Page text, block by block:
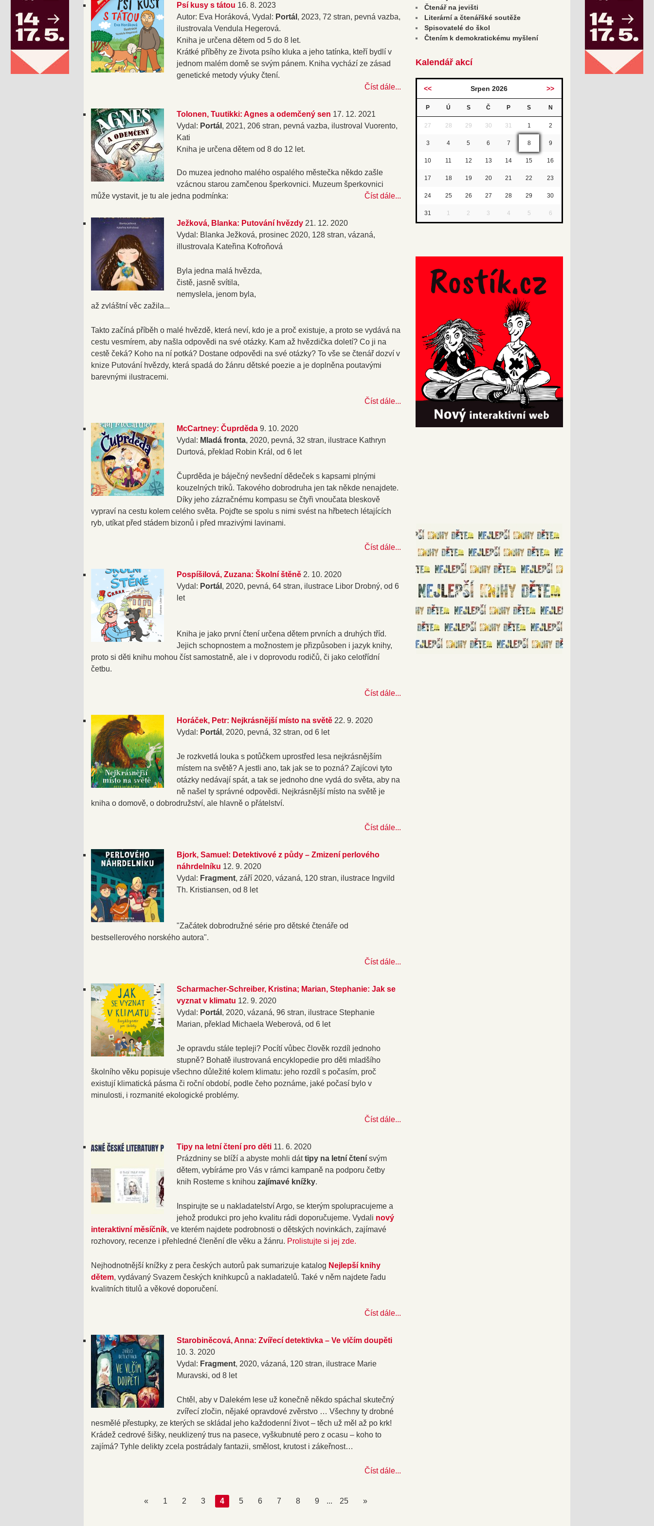
Psí kusy s tátou 16. 8. 2023
Autor: Eva Horáková, Vydal: Portál , 2023, 72 stran, pevná vazba,
ilustrovala Vendula Hegerová.
Kniha je určena dětem od 5 do 8 let.
Krátké příběhy ze života psího kluka a jeho tatínka, kteří bydlí v
jednom malém domě se svým pánem. Kniha vychází ze zásad
genetické metody výuky čtení.
Číst dále...
Tolonen, Tuutikki: Agnes a odemčený sen 17. 12. 2021
Vydal: Portál , 2021, 206 stran, pevná vazba, ilustroval Vuorento,
Kati
Kniha je určena dětem od 8 do 12 let.
Do muzea jednoho malého ospalého městečka někdo zašle
vzácnou starou zamčenou šperkovnici. Muzeum šperkovnici
může vystavit, je tu ale jedna podmínka:
Číst dále...
Ježková, Blanka: Putování hvězdy 21. 12. 2020
Vydal: Blanka Ježková, prosinec 2020, 128 stran, vázaná,
illustrovala Kateřina Kofroňová
Byla jedna malá hvězda,
čistě, jasně svítila,
nemyslela, jenom byla,
až zvláštní věc zažila...
Takto začíná příběh o malé hvězdě, která neví, kdo je a proč existuje, a proto se vydává na
cestu vesmírem, aby našla odpovědi na své otázky. Kam až hvězdička doletí? Co ji na
cestě čeká? Koho na ní potká? Dostane odpovědi na své otázky? To vše se čtenář dozví v
knize Putování hvězdy, která spadá do žánru dětské poezie a je doplněna poutavými
barevnými ilustracemi.
Číst dále...
McCartney: Čuprděda 9. 10. 2020
Vydal: Mladá fronta, 2020, pevná, 32 stran, ilustrace Kathryn
Durtová, překlad Robin Král, od 6 let
Čuprděda je báječný nevšední dědeček s kapsami plnými
kouzelných triků. Takového dobrodruha jen tak někde nenajdete.
Díky jeho zázračnému kompasu se čtyři vnoučata bleskově
vypraví na cestu kolem celého světa. Pojďte se spolu s nimi svést na hřbetech létajících
ryb, utíkat před stádem bizonů i před mrazivými lavinami.
Číst dále...
Pospíšilová, Zuzana: Školní štěně 2. 10. 2020
Vydal: Portál , 2020, pevná, 64 stran, ilustrace Libor Drobný, od 6
let
Kniha je jako první čtení určena dětem prvních a druhých tříd.
Jejich schopnostem a možnostem je přizpůsoben i jazyk knihy,
proto si děti knihu mohou číst samostatně, ale i v doprovodu rodičů, či jako celotřídní
četbu.
Číst dále...
Horáček, Petr: Nejkrásnější místo na světě 22. 9. 2020
Vydal: Portál , 2020, pevná, 32 stran, od 6 let
Je rozkvetlá louka s potůčkem uprostřed lesa nejkrásnějším
místem na světě? A jestli ano, tak jak se to pozná? Zajícovi tyto
otázky nedávají spát, a tak se jednoho dne vydá do světa, aby na
ně našel ty správné odpovědi. Nejkrásnější místo na světě je
kniha o domově, o dobrodružství, ale hlavně o přátelství.
Číst dále...
Bjork, Samuel: Detektivové z půdy – Zmizení perlového
náhrdelníku 12. 9. 2020
Vydal: Fragment, září 2020, vázaná, 120 stran, ilustrace Ingvild
Th. Kristiansen, od 8 let
"Začátek dobrodružné série pro dětské čtenáře od
bestsellerového norského autora".
Číst dále...
Scharmacher-Schreiber, Kristina; Marian, Stephanie: Jak se
vyznat v klimatu 12. 9. 2020
Vydal: Portál , 2020, vázaná, 96 stran, ilustrace Stephanie
Marian, překlad Michaela Weberová, od 6 let
Je opravdu stále tepleji? Pocítí vůbec člověk rozdíl jednoho
stupně? Bohatě ilustrovaná encyklopedie pro děti mladšího
školního věku popisuje všechno důležité kolem klimatu: jeho rozdíl s počasím, proč
existují klimatická pásma či roční období, podle čeho poznáme, jaké počasí bylo v
minulosti, i rozmanité ekologické problémy.
Číst dále...
Tipy na letní čtení pro děti 11. 6. 2020
Prázdniny se blíží a abyste mohli dáttipy na letní čtení svým
dětem, vybíráme pro Vás v rámci kampaně na podporu četby
knih Rosteme s knihou zajímavé knížky.
Inspirujte se u nakladatelství Argo, se kterým spolupracujeme a
jehož produkci pro jeho kvalitu rádi doporučujeme. Vydali nový
interaktivní měsíčník, ve kterém najdete podrobnosti o dětských novinkách, zajímavé
rozhovory, recenze i přehledné členění dle věku a žánru. Prolistujte si jej zde.
Nejhodnotnější knížky z pera českých autorů pak sumarizuje katalog Nejlepší knihy
dětem, vydávaný Svazem českých knihkupců a nakladatelů. Také v něm najdete řadu
kvalitních titulů a věkové doporučení.
Číst dále...
Starobiněcová, Anna: Zvířecí detektivka – Ve vlčím doupěti
10. 3. 2020
Vydal: Fragment, 2020, vázaná, 120 stran, ilustrace Marie
Muravski, od 8 let
Chtěl, aby v Dalekém lese už konečně někdo spáchal skutečný
zvířecí zločin, nějaké opravdové zvěrstvo … Všechny ty drobné
nesmělé přestupky, ze kterých se skládal jeho každodenní život – těch už měl až po krk!
Krádež cedrové šišky, neuklizený trus na pasece, vyškubnuté pero z ocasu – koho to
zajímá? Tyhle delikty zcela postrádaly fantazii, smělost, krutost i zákeřnost…
Číst dále...
« 1 2 3 4 5 6 7 8 9 ... 25 »
Čtenář na jevišti
Literární a čtenářšké soutěže
Spisovatelé do škol
Čtením k demokratickému myšlení
Kalendář akcí
<< Srpen 2026 >>
P Ú S Č P S N
27 28 29 30 31 1 2
3 4 5 6 7 8 9
10 11 12 13 14 15 16
17 18 19 20 21 22 23
24 25 26 27 28 29 30
31 1 2 3 4 5 6